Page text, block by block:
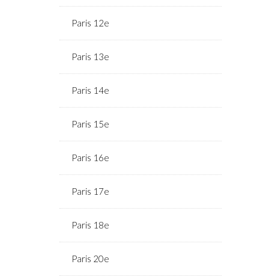
Paris 12e
Paris 13e
Paris 14e
Paris 15e
Paris 16e
Paris 17e
Paris 18e
Paris 20e